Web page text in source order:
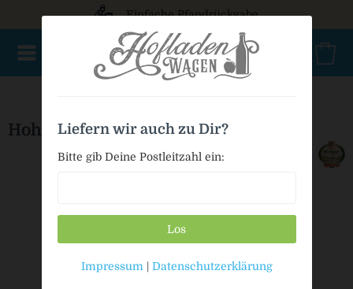
Einfache Pfandrückgabe
Hohenthanner Cubanita
Liefern wir auch zu Dir?
Bitte gib Deine Postleitzahl ein:
Los
Impressum | Datenschutzerklärung